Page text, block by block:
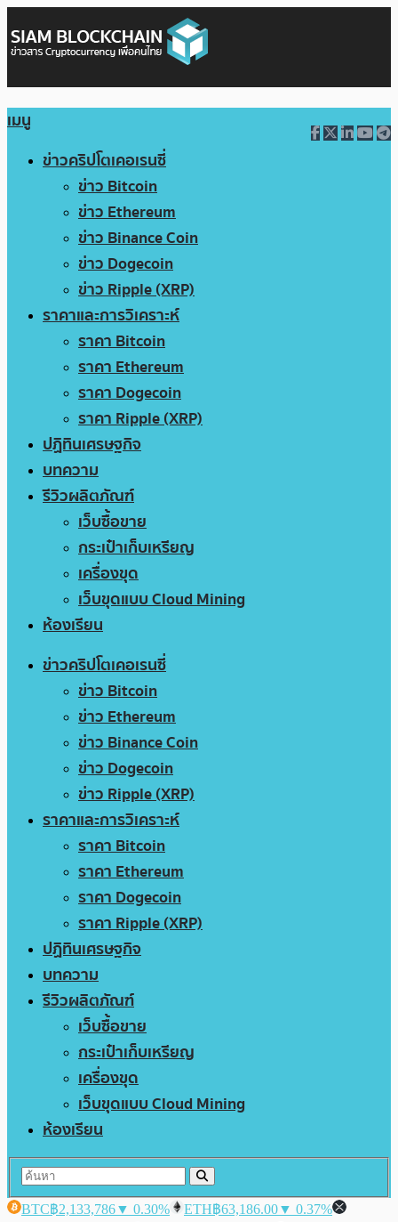
เมนู
ข่าวคริปโตเคอเรนซี่
ข่าว Bitcoin
ข่าว Ethereum
ข่าว Binance Coin
ข่าว Dogecoin
ข่าว Ripple (XRP)
ราคาและการวิเคราะห์
ราคา Bitcoin
ราคา Ethereum
ราคา Dogecoin
ราคา Ripple (XRP)
ปฏิทินเศรษฐกิจ
บทความ
รีวิวผลิตภัณฑ์
เว็บซื้อขาย
กระเป๋าเก็บเหรียญ
เครื่องขุด
เว็บขุดแบบ Cloud Mining
ห้องเรียน
ข่าวคริปโตเคอเรนซี่
ข่าว Bitcoin
ข่าว Ethereum
ข่าว Binance Coin
ข่าว Dogecoin
ข่าว Ripple (XRP)
ราคาและการวิเคราะห์
ราคา Bitcoin
ราคา Ethereum
ราคา Dogecoin
ราคา Ripple (XRP)
ปฏิทินเศรษฐกิจ
บทความ
รีวิวผลิตภัณฑ์
เว็บซื้อขาย
กระเป๋าเก็บเหรียญ
เครื่องขุด
เว็บขุดแบบ Cloud Mining
ห้องเรียน
BTC฿2,133,786▼ 0.30% ETH฿63,186.00▼ 0.37%